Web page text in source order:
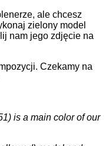
ale chcesz
zielony model
nam jego zdjęcie na
Czekamy na
is a main color of our